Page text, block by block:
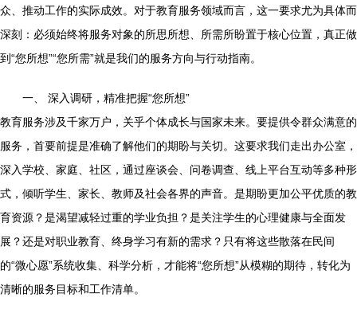
众、推动工作的实际成效。对于教育服务领域而言，这一要求尤为具体而
深刻：必须始终将服务对象的所思所想、所需所盼置于核心位置，真正做
到“您所想”“您所需”就是我们的服务方向与行动指南。
一、 深入调研，精准把握“您所想”
教育服务涉及千家万户，关乎个体成长与国家未来。要提供令群众满意的
服务，首要前提是准确了解他们的期盼与关切。这要求我们走出办公室，
深入学校、家庭、社区，通过座谈会、问卷调查、线上平台互动等多种形
式，倾听学生、家长、教师及社会各界的声音。是期盼更加公平优质的教
育资源？是渴望减轻过重的学业负担？是关注学生的心理健康与全面发
展？还是对职业教育、终身学习有新的需求？只有将这些散落在民间
的“微心愿”系统收集、科学分析，才能将“您所想”从模糊的期待，转化为
清晰的服务目标和工作清单。